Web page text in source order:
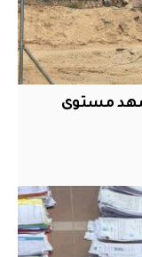
تشهد مستوى